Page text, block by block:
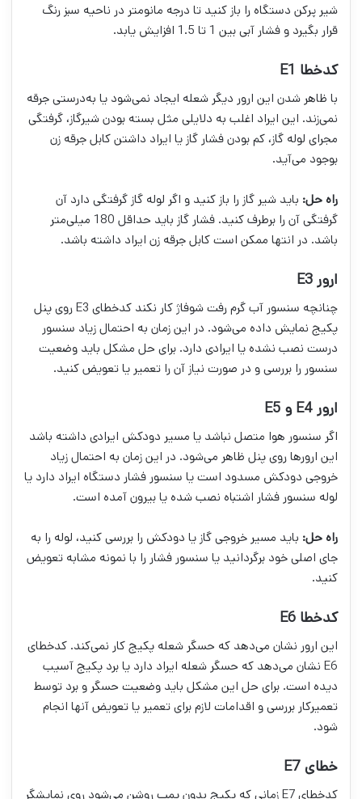
شیر پرکن دستگاه را باز کنید تا درجه مانومتر در ناحیه سبز رنگ
قرار بگیرد و فشار آبی بین 1 تا 1.5 افزایش یابد.
کدخطا E1
با ظاهر شدن این ارور دیگر شعله ایجاد نمی‌شود یا به‌درستی جرقه
نمی‌زند. این ایراد اغلب به دلایلی مثل بسته بودن شیرگاز، گرفتگی
مجرای لوله گاز، کم بودن فشار گاز یا ایراد داشتن کابل جرقه زن
بوجود می‌آید.
راه حل: باید شیر گاز را باز کنید و اگر لوله گاز گرفتگی دارد آن
گرفتگی آن را برطرف کنید. فشار گاز باید حداقل 180 میلی‌متر
باشد. در انتها ممکن است کابل جرقه زن ایراد داشته باشد.
ارور E3
چنانچه سنسور آب گرم رفت شوفاژ کار نکند کدخطای E3 روی پنل
پکیج نمایش داده می‌شود. در این زمان به احتمال زیاد سنسور
درست نصب نشده یا ایرادی دارد. برای حل مشکل باید وضعیت
سنسور را بررسی و در صورت نیاز آن را تعمیر یا تعویض کنید.
ارور E4 و E5
اگر سنسور هوا متصل نباشد یا مسیر دودکش ایرادی داشته باشد
این ارورها روی پنل ظاهر می‌شود. در این زمان به احتمال زیاد
خروجی دودکش مسدود است یا سنسور فشار دستگاه ایراد دارد یا
لوله سنسور فشار اشتباه نصب شده یا بیرون آمده است.
راه حل: باید مسیر خروجی گاز یا دودکش را بررسی کنید، لوله را به
جای اصلی خود برگردانید یا سنسور فشار را با نمونه مشابه تعویض
کنید.
کدخطا E6
این ارور نشان می‌دهد که حسگر شعله پکیج کار نمی‌کند. کدخطای
E6 نشان می‌دهد که حسگر شعله ایراد دارد یا برد پکیج آسیب
دیده است. برای حل این مشکل باید وضعیت حسگر و برد توسط
تعمیرکار بررسی و اقدامات لازم برای تعمیر یا تعویض آنها انجام
شود.
خطای E7
کدخطای E7 زمانی که پکیج بدون پمپ روشن می‌شود روی نمایشگر